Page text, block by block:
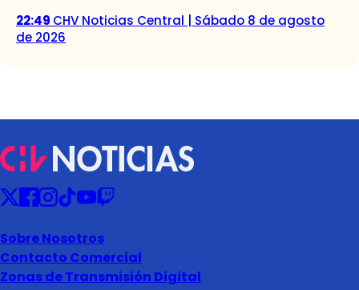
22:49 CHV Noticias Central | Sábado 8 de agosto
de 2026
Sobre Nosotros
Contacto Comercial
Zonas de Transmisión Digital